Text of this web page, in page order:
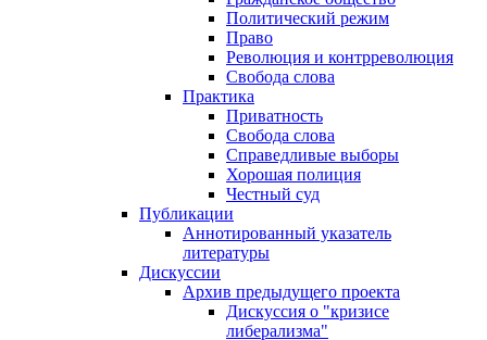
Политический режим
Право
Революция и контрреволюция
Свобода слова
Практика
Приватность
Свобода слова
Справедливые выборы
Хорошая полиция
Честный суд
Публикации
Аннотированный указатель
литературы
Дискуссии
Архив предыдущего проекта
Дискуссия о "кризисе
либерализма"